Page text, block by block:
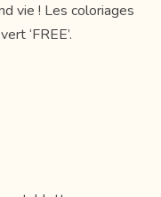
vie ! Les coloriages
‘FREE’.